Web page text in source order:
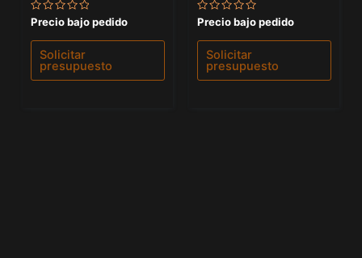
Valorado
con
0
de
Precio bajo pedido
Solicitar
presupuesto
Valorado
con
0
de
Precio bajo pedido
Solicitar
presupuesto